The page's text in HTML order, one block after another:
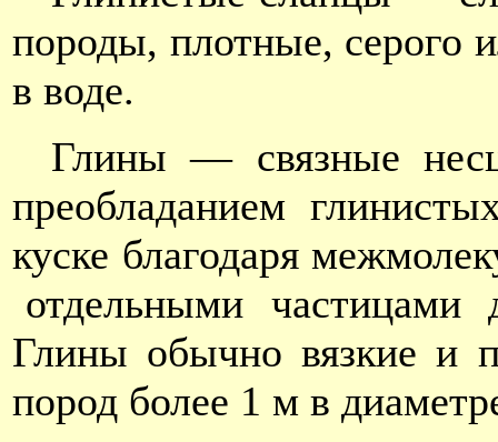
породы, плотные, серого
в воде.
Глины — связные
преобладанием
куске благодаря
отдельными
Глины обычно вязкие и
пород более 1 м в